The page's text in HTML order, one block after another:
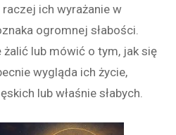
ich wyrażanie w
ogromnej słabości.
żalić lub mówić o tym, jak się
wygląda ich życie,
lub właśnie słabych.